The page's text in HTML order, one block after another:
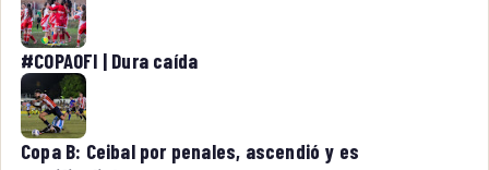
#COPAOFI | Dura caída
Copa B: Ceibal por penales, ascendió y es